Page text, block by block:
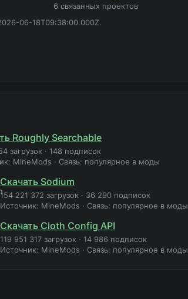
6 связанных проектов
06-18T09:38:00.000Z.
Roughly Searchable
загрузок · 148 подписок
MineMods · Связь: популярное в моды
Скачать Sodium
154 221 372 загрузок · 36 290 подписок
Источник: MineMods · Связь: популярное в моды
Скачать Cloth Config API
119 951 317 загрузок · 14 986 подписок
Источник: MineMods · Связь: популярное в моды